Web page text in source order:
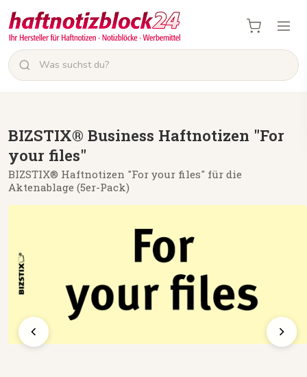
BIZSTIX® Business Haftnotizen "For
your files"
BIZSTIX® Haftnotizen "For your files" für die
Aktenablage (5er-Pack)